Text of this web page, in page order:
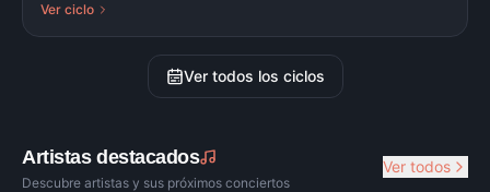
Ver ciclo
Ver todos los ciclos
Artistas destacados
Descubre artistas y sus próximos conciertos
Ver todos